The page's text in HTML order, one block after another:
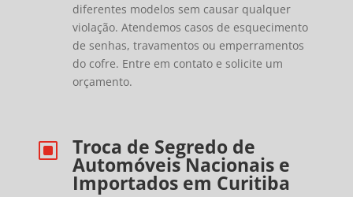
diferentes modelos sem causar qualquer
violação. Atendemos casos de esquecimento
de senhas, travamentos ou emperramentos
do cofre. Entre em contato e solicite um
orçamento.
W Troca de Segredo de
Automóveis Nacionais e
Importados em Curitiba